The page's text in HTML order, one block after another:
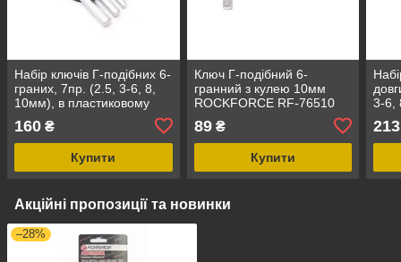
Набір ключів Г-подібних 6-
граних, 7пр. (2.5, 3-6, 8,
10мм), в пластиковому
тримачі ROCKFORCE RF-
5072
160 ₴
Купити
Ключ Г-подібний 6-
гранний з кулею 10мм
ROCKFORCE RF-76510
89₴
Купити
3-6,
213
Акційні пропозиції та новинки
–28%